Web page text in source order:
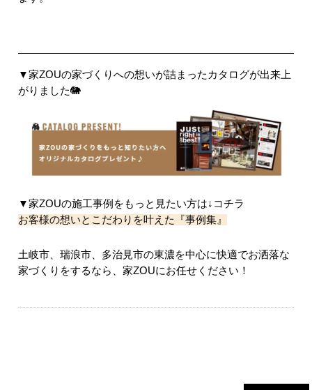
▼家ZOUの家づくりへの想いが詰まったカタログが出来上
がりました🐘
▼家ZOUの施工事例をもっと見たい方は↓コチラ
お客様の想いとこだわりを叶えた『事例集』
土岐市、瑞浪市、多治見市の東濃を中心に快適でお洒落な
家づくりをするなら、家ZOUにお任せください！